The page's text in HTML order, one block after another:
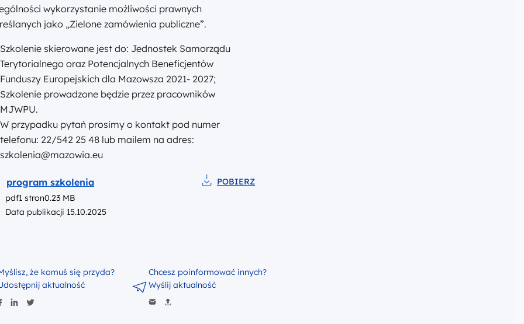
wykorzystanie możliwości prawnych
jako „Zielone zamówienia publiczne”.
Szkolenie skierowane jest do: Jednostek Samorządu
Terytorialnego oraz Potencjalnych Beneficjentów
Funduszy Europejskich dla Mazowsza 2021- 2027;
Szkolenie prowadzone będzie przez pracowników
MJWPU.
W przypadku pytań prosimy o kontakt pod numer
telefonu: 22/542 25 48 lub mailem na adres:
szkolenia@mazowia.eu
Podgląd
program szkolenia
POBIERZ
pdf1 stron0.23 MB
Data publikacji 15.10.2025
że komuś się przyda?
aktualność
Chcesz poinformować innych?
Wyślij aktualność